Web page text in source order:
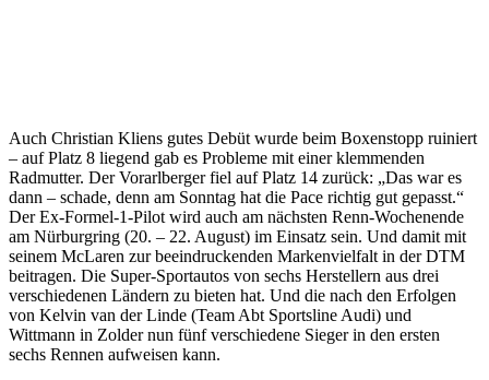
Auch Christian Kliens gutes Debüt wurde beim Boxenstopp ruiniert
– auf Platz 8 liegend gab es Probleme mit einer klemmenden
Radmutter. Der Vorarlberger fiel auf Platz 14 zurück: „Das war es
dann – schade, denn am Sonntag hat die Pace richtig gut gepasst.“
Der Ex-Formel-1-Pilot wird auch am nächsten Renn-Wochenende
am Nürburgring (20. – 22. August) im Einsatz sein. Und damit mit
seinem McLaren zur beeindruckenden Markenvielfalt in der DTM
beitragen. Die Super-Sportautos von sechs Herstellern aus drei
verschiedenen Ländern zu bieten hat. Und die nach den Erfolgen
von Kelvin van der Linde (Team Abt Sportsline Audi) und
Wittmann in Zolder nun fünf verschiedene Sieger in den ersten
sechs Rennen aufweisen kann.